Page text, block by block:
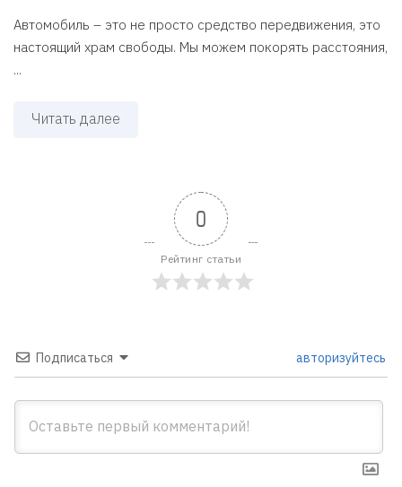
Автомобиль – это не просто средство передвижения, это
настоящий храм свободы. Мы можем покорять расстояния,
...
Читать далее
0
Рейтинг статьи
Подписаться авторизуйтесь